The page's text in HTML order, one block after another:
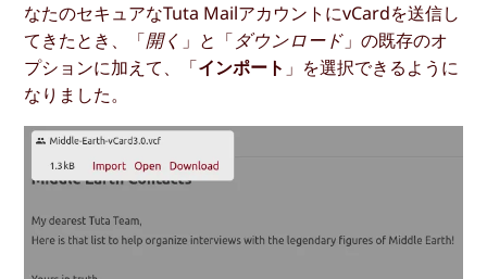
なたのセキュアなTuta MailアカウントにvCardを送信し
てきたとき、「開く 」と「ダウンロード 」の既存のオ
プションに加えて、「インポート 」を選択できるように
なりました。